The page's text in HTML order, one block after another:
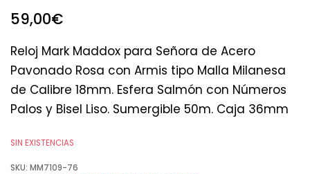
59,00€
Reloj Mark Maddox para Señora de Acero
Pavonado Rosa con Armis tipo Malla Milanesa
de Calibre 18mm. Esfera Salmón con Números
Palos y Bisel Liso. Sumergible 50m. Caja 36mm
SIN EXISTENCIAS
SKU: MM7109-76